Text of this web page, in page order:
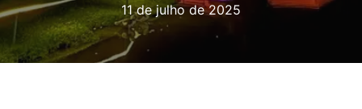
11 de julho de 2025